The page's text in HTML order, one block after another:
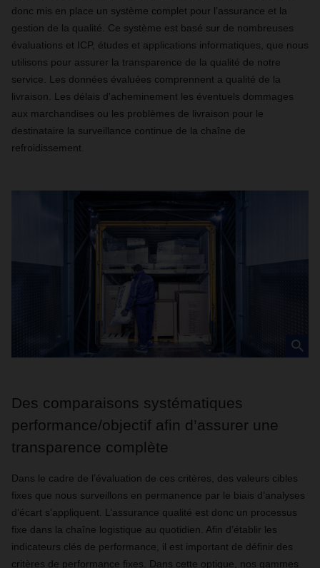
donc mis en place un système complet pour l’assurance et la
gestion de la qualité. Ce système est basé sur de nombreuses
évaluations et ICP, études et applications informatiques, que nous
utilisons pour assurer la transparence de la qualité de notre
service. Les données évaluées comprennent a qualité de la
livraison. Les délais d'acheminement les éventuels dommages
aux marchandises ou les problèmes de livraison pour le
destinataire la surveillance continue de la chaîne de
refroidissement.
Des comparaisons systématiques
performance/objectif afin d’assurer une
transparence complète
Dans le cadre de l’évaluation de ces critères, des valeurs cibles
fixes que nous surveillons en permanence par le biais d’analyses
d’écart s’appliquent. L’assurance qualité est donc un processus
fixe dans la chaîne logistique au quotidien. Afin d’établir les
indicateurs clés de performance, il est important de définir des
critères de performance fixes. Dans cette optique, nos gammes